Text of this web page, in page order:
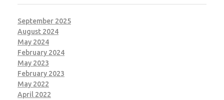
September 2025
August 2024
May 2024
February 2024
May 2023
February 2023
May 2022
April 2022